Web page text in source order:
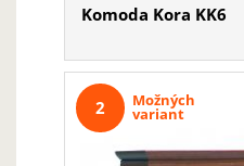
Komoda Kora KK6
Možných
variant
2